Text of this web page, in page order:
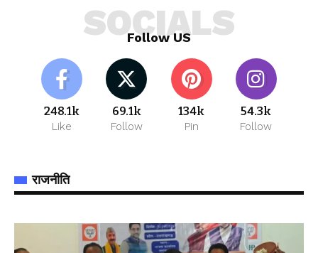
Follow US
SOCIALS
248.1k
Like
69.1k
Follow
134k
Pin
54.3k
Follow
राजनीति